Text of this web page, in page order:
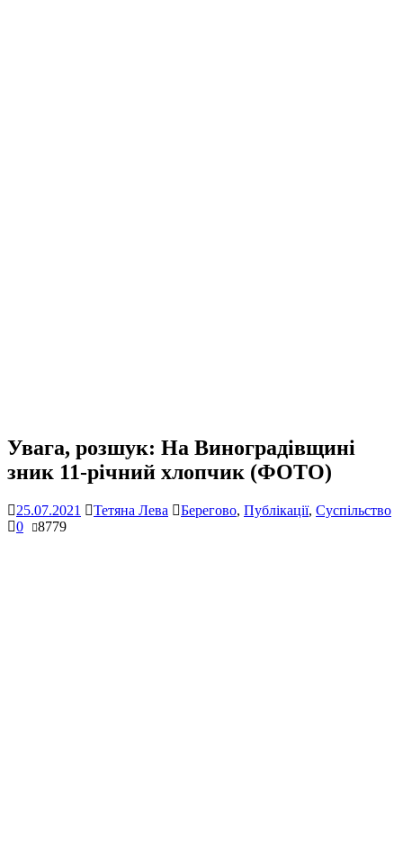
Увага, розшук: На Виноградівщині
зник 11-річний хлопчик (ФОТО)
25.07.2021 Тетяна Лева Берегово, Публікації, Суспільство
0
8779